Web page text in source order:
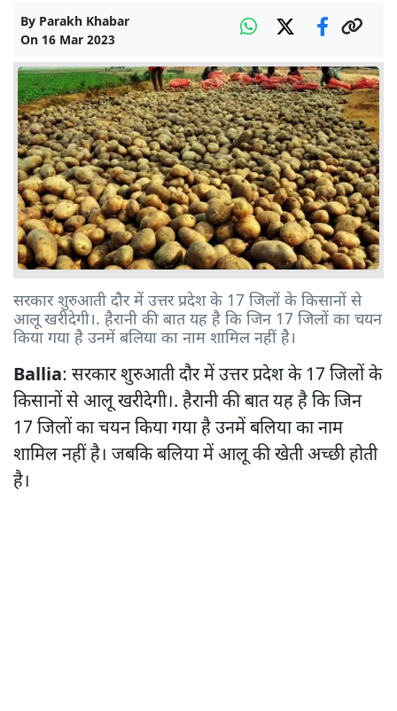
By Parakh Khabar
On 16 Mar 2023
सरकार शुरुआती दौर में उत्तर प्रदेश के 17 जिलों के किसानों से
आलू खरीदेगी।. हैरानी की बात यह है कि जिन 17 जिलों का चयन
किया गया है उनमें बलिया का नाम शामिल नहीं है।
Ballia: सरकार शुरुआती दौर में उत्तर प्रदेश के 17 जिलों के
किसानों से आलू खरीदेगी।. हैरानी की बात यह है कि जिन
17 जिलों का चयन किया गया है उनमें बलिया का नाम
शामिल नहीं है। जबकि बलिया में आलू की खेती अच्छी होती
है।